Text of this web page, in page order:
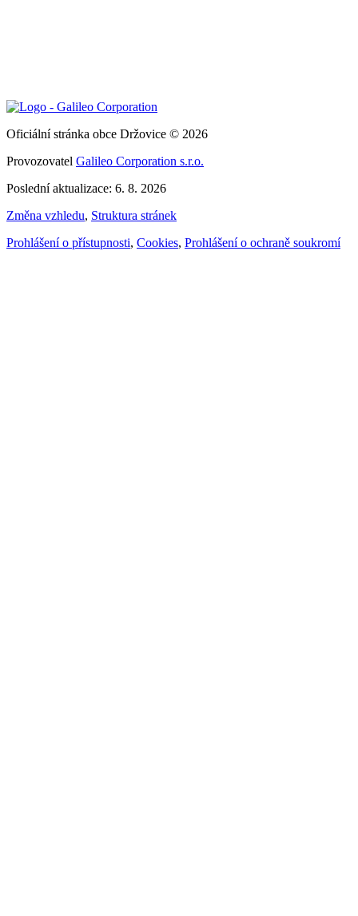
Oficiální stránka obce Držovice © 2026
Provozovatel Galileo Corporation s.r.o.
Poslední aktualizace: 6. 8. 2026
Změna vzhledu, Struktura stránek
Prohlášení o přístupnosti, Cookies, Prohlášení o ochraně soukromí